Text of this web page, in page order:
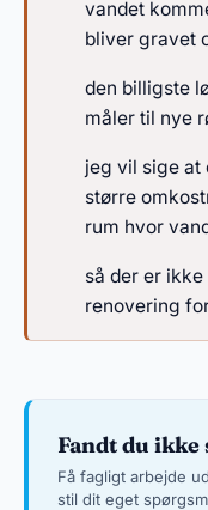
vandet
bliver gravet
den billigste
måler til nye
jeg vil sige at
større
rum hvor
så der er
renovering
Fandt du ikke
Få fagligt arbejde
stil dit eget